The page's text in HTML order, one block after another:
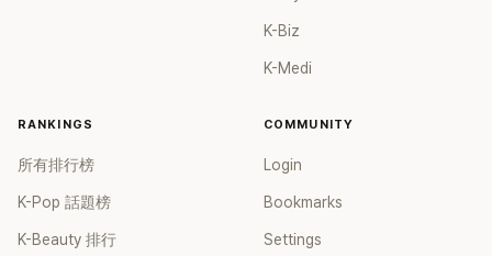
K-Biz
K-Medi
RANKINGS
所有排行榜
K-Pop 話題榜
K-Beauty 排行
COMMUNITY
Login
Bookmarks
Settings